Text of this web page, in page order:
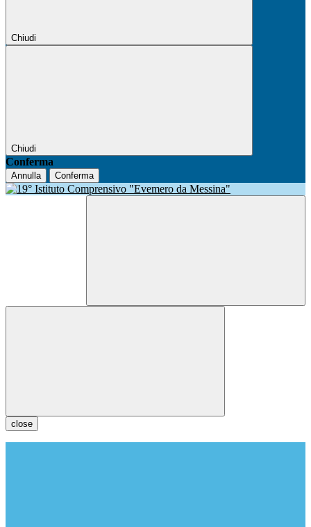
Chiudi
Chiudi
Conferma
Annulla Conferma
close